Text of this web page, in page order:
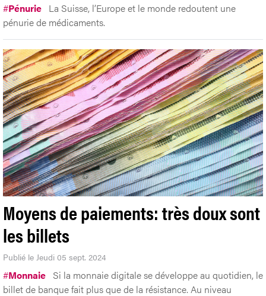
#Pénurie La Suisse, l’Europe et le monde redoutent une
pénurie de médicaments.
Moyens de paiements: très doux sont
les billets
Publié le Jeudi 05 sept. 2024
#Monnaie Si la monnaie digitale se développe au quotidien, le
billet de banque fait plus que de la résistance. Au niveau